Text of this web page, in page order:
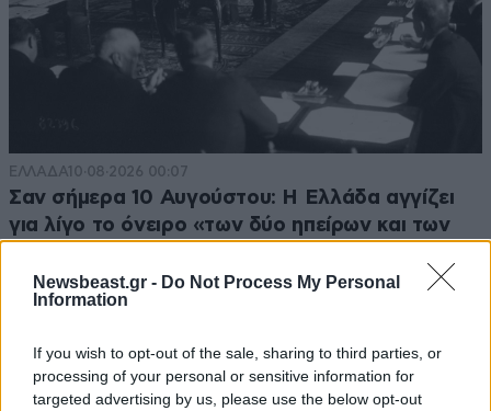
Newsbeast.gr - Do Not Process My Personal
Information
If you wish to opt-out of the sale, sharing to third parties, or
processing of your personal or sensitive information for
targeted advertising by us, please use the below opt-out
ΕΛΛΑΔΑ10·08·2026 00:07
Σαν σήμερα 10 Αυγούστου: Η Ελλάδα αγγίζει
για λίγο το όνειρο «των δύο ηπείρων και των